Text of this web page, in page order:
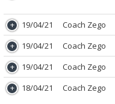
19/04/21 Coach Zego
19/04/21 Coach Zego
19/04/21 Coach Zego
18/04/21 Coach Zego